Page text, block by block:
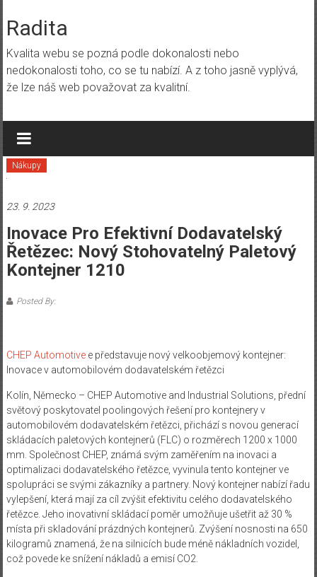
to
content
Radita
Kvalita webu se pozná podle dokonalosti nebo
nedokonalosti toho, co se tu nabízí. A z toho jasně vyplývá,
že lze náš web považovat za kvalitní.
Nákupy
23. 9. 2023
Inovace Pro Efektivní Dodavatelský
Řetězec: Nový Stohovatelný Paletový
Kontejner 1210
Posted By:
CHEP Automotivee představuje nový velkoobjemový kontejner:
Inovace v automobilovém dodavatelském řetězci
Kolín, Německo – CHEP Automotive and Industrial Solutions, přední
světový poskytovatel poolingových řešení pro kontejnery v
automobilovém dodavatelském řetězci, přichází s novou generací
skládacích paletových kontejnerů (FLC) o rozměrech 1200 x 1000
mm. Společnost CHEP, známá svým zaměřením na inovaci a
optimalizaci dodavatelského řetězce, vyvinula tento kontejner ve
spolupráci se svými zákazníky a partnery. Nový kontejner nabízí řadu
vylepšení, která mají za cíl zvýšit efektivitu celého dodavatelského
řetězce. Jeho inovativní skládací poměr umožňuje ušetřit až 30 %
místa při skladování prázdných kontejnerů. Zvýšení nosnosti na 650
kilogramů znamená, že na silnicích bude méně nákladních vozidel,
což povede ke snížení nákladů a emisí CO2.